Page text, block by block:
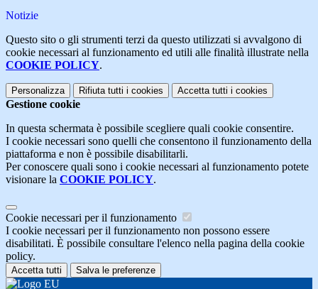
Notizie
Questo sito o gli strumenti terzi da questo utilizzati si avvalgono di
cookie necessari al funzionamento ed utili alle finalità illustrate nella
COOKIE POLICY.
Personalizza Rifiuta tutti i cookies Accetta tutti i cookies
Gestione cookie
In questa schermata è possibile scegliere quali cookie consentire.
I cookie necessari sono quelli che consentono il funzionamento della
piattaforma e non è possibile disabilitarli.
Per conoscere quali sono i cookie necessari al funzionamento potete
visionare la COOKIE POLICY.
Cookie necessari per il funzionamento
I cookie necessari per il funzionamento non possono essere
disabilitati. È possibile consultare l'elenco nella pagina della cookie
policy.
Accetta tutti Salva le preferenze